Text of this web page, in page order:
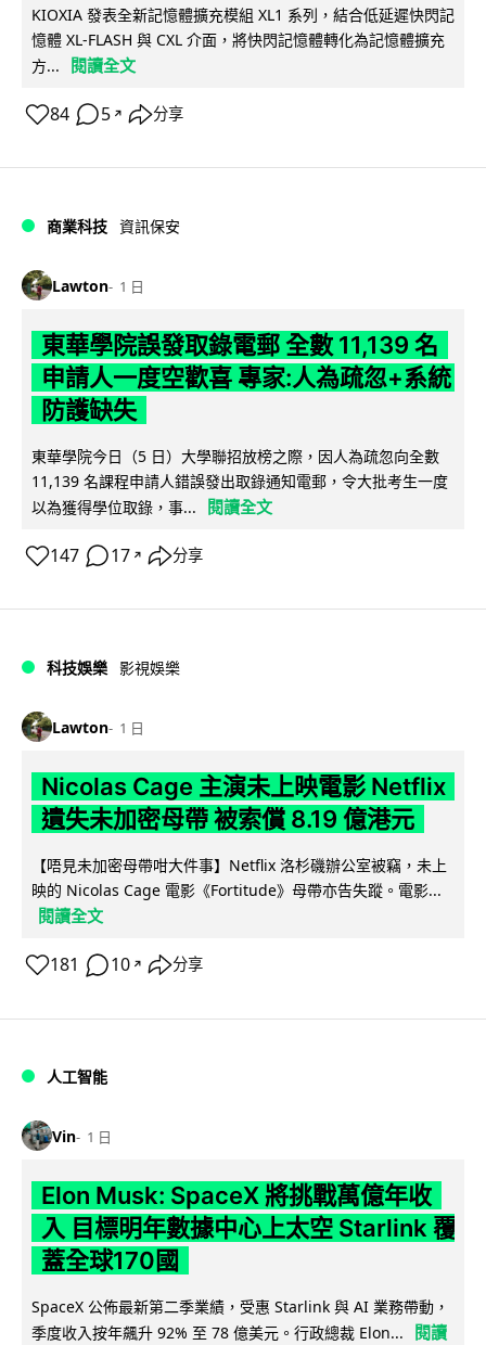
KIOXIA 發表全新記憶體擴充模組 XL1 系列，結合低延遲快閃記
憶體 XL-FLASH 與 CXL 介面，將快閃記憶體轉化為記憶體擴充
方...
閱讀全文
84 5 ↗ 分享
商業科技 資訊保安
Lawton 1 日
東華學院誤發取錄電郵 全數 11,139 名
申請人一度空歡喜 專家:人為疏忽+系統
防護缺失
東華學院今日（5 日）大學聯招放榜之際，因人為疏忽向全數
11,139 名課程申請人錯誤發出取錄通知電郵，令大批考生一度
以為獲得學位取錄，事...
閱讀全文
147 17 ↗ 分享
科技娛樂 影視娛樂
Lawton 1 日
Nicolas Cage 主演未上映電影 Netflix
遺失未加密母帶 被索償 8.19 億港元
【唔見未加密母帶咁大件事】Netflix 洛杉磯辦公室被竊，未上
映的 Nicolas Cage 電影《Fortitude》母帶亦告失蹤。電影...
閱讀全文
181 10 ↗ 分享
人工智能
Vin 1 日
Elon Musk: SpaceX 將挑戰萬億年收
入 目標明年數據中心上太空 Starlink 覆
蓋全球170國
SpaceX 公佈最新第二季業績，受惠 Starlink 與 AI 業務帶動，
季度收入按年飆升 92% 至 78 億美元。行政總裁 Elon...
閱讀